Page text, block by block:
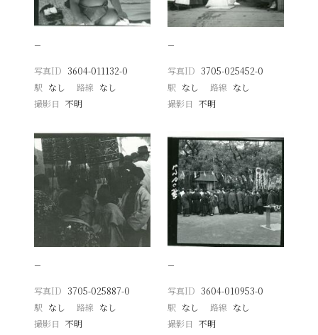
−
写真ID 3604-011132-0
駅 なし 路線 なし
撮影日
不明
−
写真ID 3705-025452-0
駅 なし 路線 なし
撮影日 不明
−
写真ID 3705-025887-0
駅 なし 路線 なし
撮影日
不明
−
写真ID 3604-010953-0
駅 なし 路線 なし
撮影日 不明